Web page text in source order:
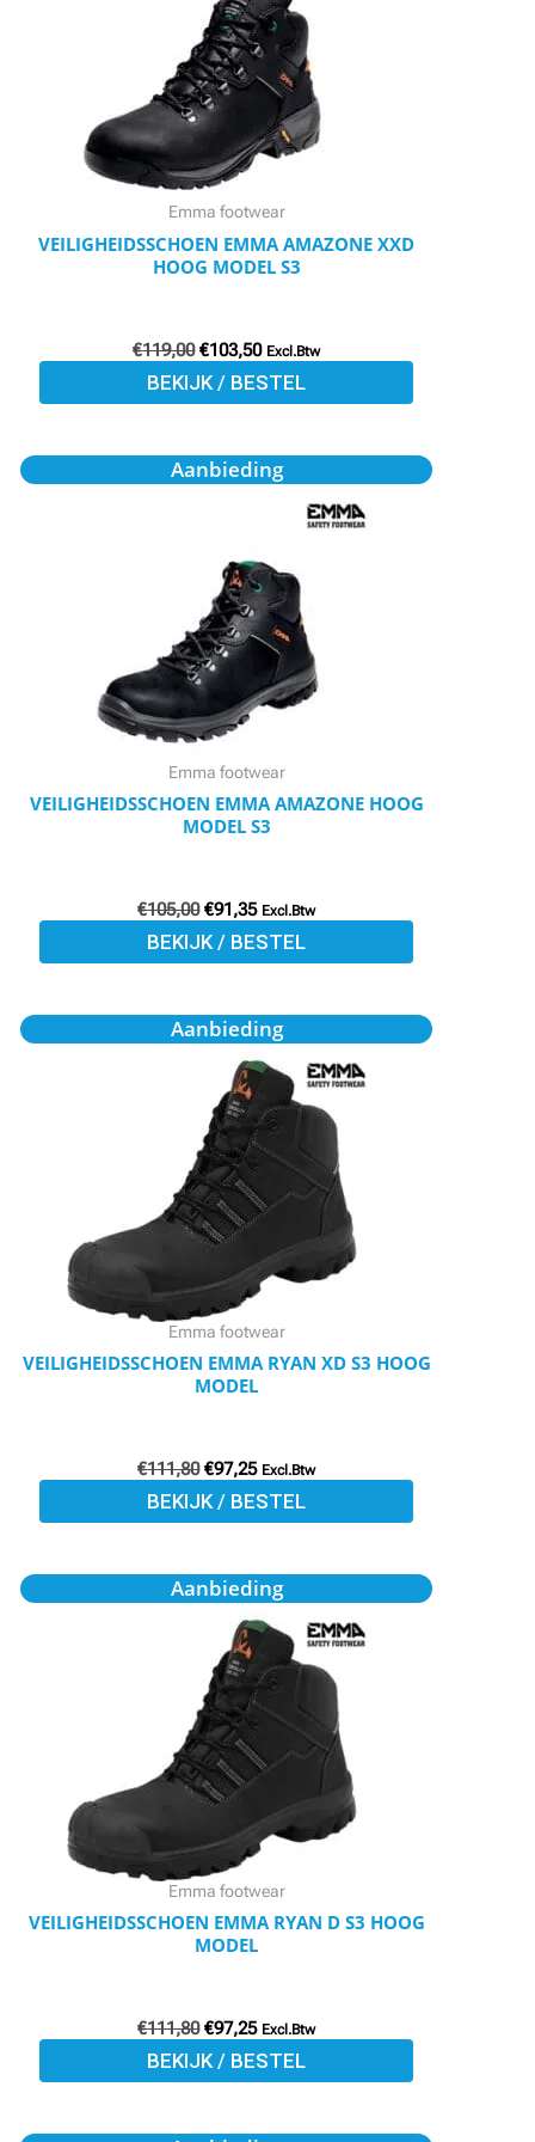
Emma footwear
VEILIGHEIDSSCHOEN EMMA AMAZONE XXD
HOOG MODEL S3
€119,00 €103,50 Excl.Btw
BEKIJK / BESTEL
variaties.
Deze
optie
kan
gekozen
worden
op
de
Aanbieding
Emma footwear
VEILIGHEIDSSCHOEN EMMA AMAZONE HOOG
MODEL S3
€105,00
Oorspronkelijke
prijs
€91,35
Huidige
prijs
€91,35.
Excl.Btw
BEKIJK / BESTEL
Dit
meerdere
variaties.
Deze
optie
kan
gekozen
worden
op
de
Aanbieding
Emma footwear
VEILIGHEIDSSCHOEN EMMA RYAN XD S3 HOOG
MODEL
€111,80
Oorspronkelijke
prijs
was:
€111,80.
€97,25
Huidige
prijs
is:
€97,25.
Excl.Btw
BEKIJK / BESTEL
Dit
product
heeft
meerdere
variaties.
Deze
optie
gekozen
worden
op
de
Aanbieding
Emma footwear
VEILIGHEIDSSCHOEN EMMA RYAN D S3 HOOG
MODEL
€111,80
Oorspronkelijke
prijs
was:
€111,80.
€97,25
Huidige
prijs
is:
€97,25.
Excl.Btw
BEKIJK / BESTEL
Dit
product
heeft
meerdere
variaties.
Deze
optie
gekozen
worden
op
de
Oorspronkelijke
Huidige